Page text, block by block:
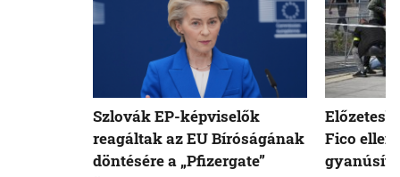
Szlovák EP-képviselők
reagáltak az EU Bíróságának
döntésére a „Pfizergate”
Fico